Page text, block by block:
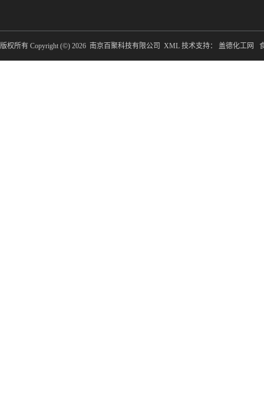
版权所有 Copyright (©) 2026 南京百聚科技有限公司 XML 技术支持： 盖德化工网